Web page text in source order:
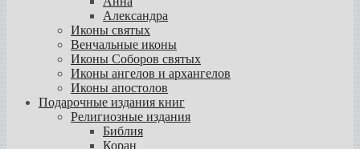
Александра
Иконы святых
Венчальные иконы
Иконы Соборов святых
Иконы ангелов и архангелов
Иконы апостолов
Подарочные издания книг
Религиозные издания
Библия
Коран